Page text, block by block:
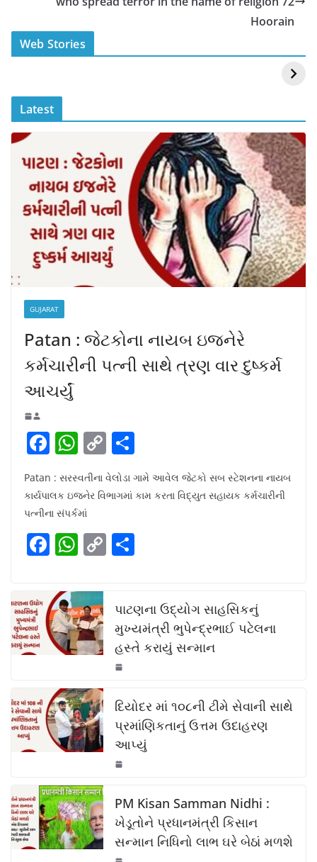
k
Hoorain
Web Stories
स्वीमिंग पूल में बिकिनी पहन
Mouni Roy ने लगाई
DOMS IPO
Latest
GUJARAT
Patan : જેટકોના નાયબ ઇજનેરે
કર્મચારીની પત્ની સાથે ત્રણ વાર દુષ્કર્મ
આચર્યું
F
c
e
b
o
k
W
h
at
s
A
p
C
o
p
Li
n
h
ar
Patan : સરસ્વતીના વેલોડા ગામે આવેલ જેટકો સબ સ્ટેશનના નાયબ
કાર્યપાલક ઇજનેર વિભાગમાં કામ કરતા વિદ્યુત સહાયક કર્મચારીની
પત્નીના સંપર્કમાં
F
c
e
b
o
o
k
W
at
s
A
p
p
C
y
Li
n
k
e
પાટણના ઉદ્યોગ સાહસિકનું
મુખ્યમંત્રી ભુપેન્દ્રભાઈ પટેલના
હસ્તે કરાયું સન્માન
દિયોદર માં ૧૦૮ની ટીમે સેવાની સાથે
પ્રમાંણિકતાનું ઉત્તમ ઉદાહરણ
આપ્યું
PM Kisan Samman Nidhi :
ખેડૂતોને પ્રધાનમંત્રી કિસાન
સન્માન નિધિનો લાભ ઘરે બેઠાં મળશે